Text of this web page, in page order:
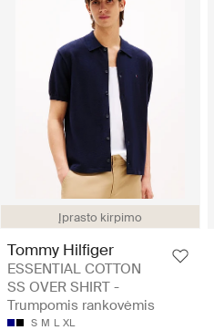
Įprasto kirpimo
Tommy Hilfiger
ESSENTIAL COTTON
SS OVER SHIRT -
Trumpomis rankovėmis
S M L XL